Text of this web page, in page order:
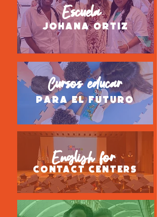
Escuela
johana ortiz
Cursos educar
para el futuro
English for
Contact Centers